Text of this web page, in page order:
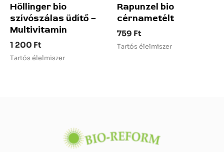
Höllinger bio
szívószálas üdítő –
Multivitamin
1 200 Ft
Tartós élelmiszer
Rapunzel bio
cérnametélt
759 Ft
Tartós élelmiszer